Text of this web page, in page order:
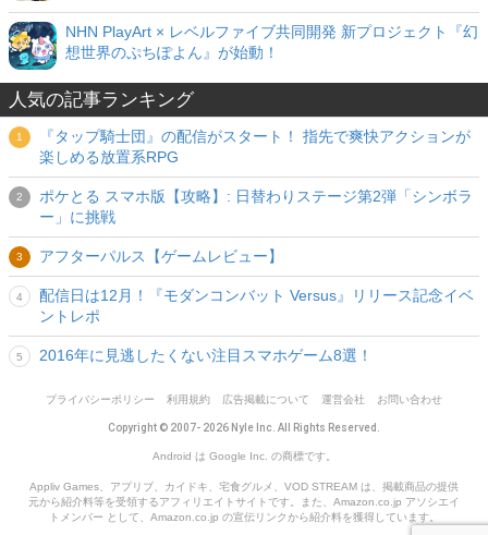
NHN PlayArt × レベルファイブ共同開発 新プロジェクト『幻
想世界のぷちぽよん』が始動！
人気の記事ランキング
『タップ騎士団』の配信がスタート！ 指先で爽快アクションが
楽しめる放置系RPG
ポケとる スマホ版【攻略】: 日替わりステージ第2弾「シンボラ
ー」に挑戦
アフターパルス【ゲームレビュー】
配信日は12月！『モダンコンバット Versus』リリース記念イベ
ントレポ
2016年に見逃したくない注目スマホゲーム8選！
プライバシーポリシー 利用規約 広告掲載について 運営会社 お問い合わせ
Copyright © 2007- 2026 Nyle Inc. All Rights Reserved.
Android は Google Inc. の商標です。
Appliv Games、アプリブ、カイドキ、宅食グルメ、VOD STREAM は、掲載商品の提供
元から紹介料等を受領するアフィリエイトサイトです。また、Amazon.co.jp アソシエイ
トメンバー として、Amazon.co.jp の宣伝リンクから紹介料を獲得しています。